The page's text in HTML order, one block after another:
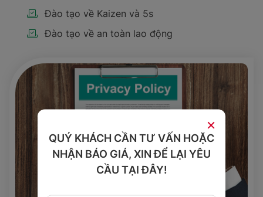
Đào tạo về Kaizen và 5s
Đào tạo về an toàn lao động
×
QUÝ KHÁCH CẦN TƯ VẤN HOẶC
NHẬN BÁO GIÁ, XIN ĐỂ LẠI YÊU
CẦU TẠI ĐÂY!